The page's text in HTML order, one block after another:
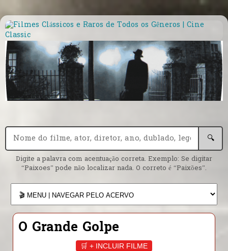
🔍
Digite a palavra com acentuação correta. Exemplo: Se digitar
“Paixoes” pode não localizar nada. O correto é “Paixões”.
O Grande Golpe
🛒 + INCLUIR FILME